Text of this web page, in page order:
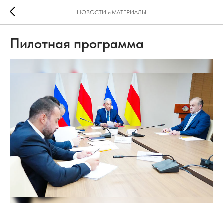
НОВОСТИ и МАТЕРИАЛЫ
Пилотная программа